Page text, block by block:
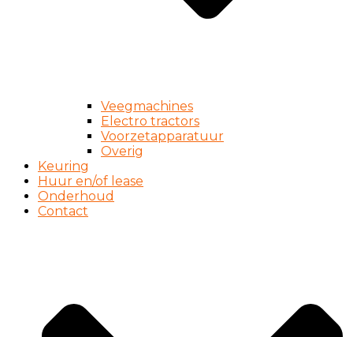
Veegmachines
Electro tractors
Voorzetapparatuur
Overig
Keuring
Huur en/of lease
Onderhoud
Contact